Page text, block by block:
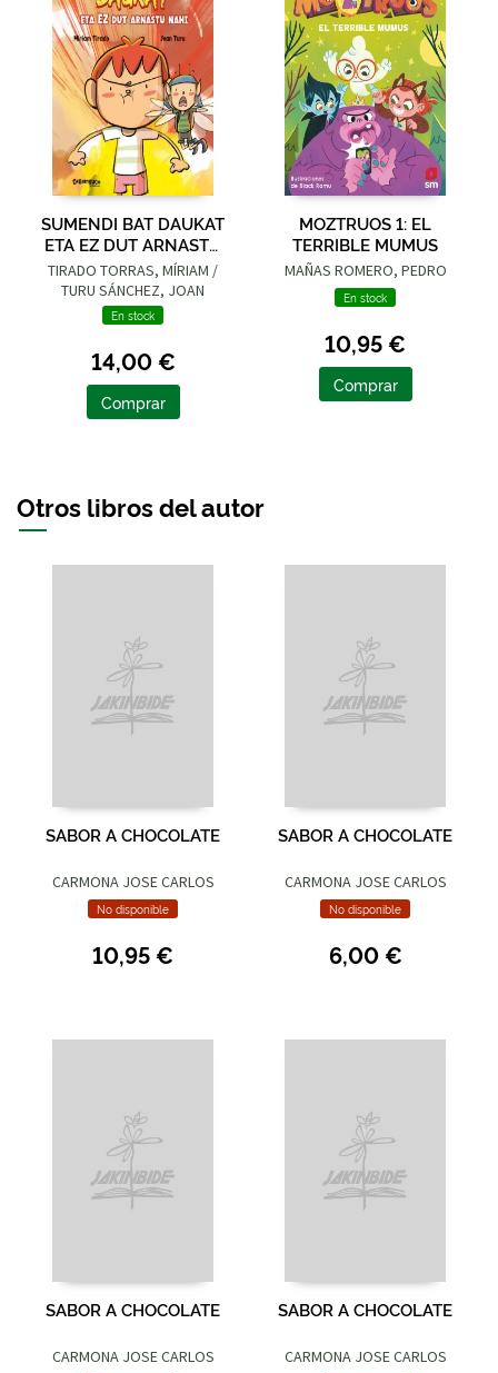
SUMENDI BAT DAUKAT
ETA EZ DUT ARNASTU
NAHI
TIRADO TORRAS, MÍRIAM /
TURU SÁNCHEZ, JOAN
En stock
14,00 €
Comprar
MOZTRUOS 1: EL
TERRIBLE MUMUS
MAÑAS ROMERO, PEDRO
En stock
10,95 €
Comprar
Otros libros del autor
SABOR A CHOCOLATE
CARMONA JOSE CARLOS
No disponible
10,95 €
SABOR A CHOCOLATE
CARMONA JOSE CARLOS
No disponible
6,00 €
SABOR A CHOCOLATE
CARMONA JOSE CARLOS
SABOR A CHOCOLATE
CARMONA JOSE CARLOS